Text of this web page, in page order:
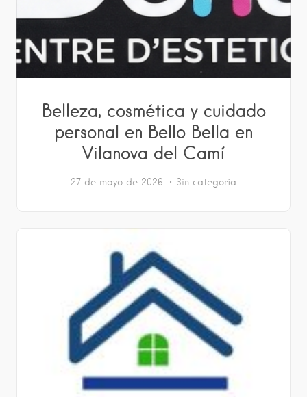
Belleza, cosmética y cuidado
personal en Bello Bella en
Vilanova del Camí
27 de mayo de 2026 Sin categoría